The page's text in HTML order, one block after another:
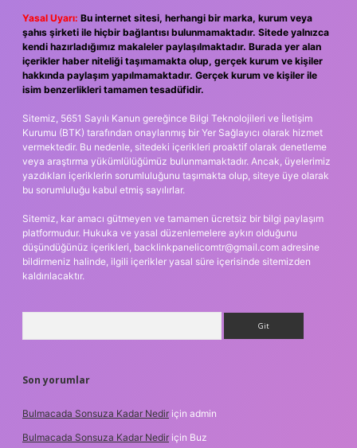
Yasal Uyarı: Bu internet sitesi, herhangi bir marka, kurum veya
şahıs şirketi ile hiçbir bağlantısı bulunmamaktadır. Sitede yalnızca
kendi hazırladığımız makaleler paylaşılmaktadır. Burada yer alan
içerikler haber niteliği taşımamakta olup, gerçek kurum ve kişiler
hakkında paylaşım yapılmamaktadır. Gerçek kurum ve kişiler ile
isim benzerlikleri tamamen tesadüfidir.
Sitemiz, 5651 Sayılı Kanun gereğince Bilgi Teknolojileri ve İletişim
Kurumu (BTK) tarafından onaylanmış bir Yer Sağlayıcı olarak hizmet
vermektedir. Bu nedenle, sitedeki içerikleri proaktif olarak denetleme
veya araştırma yükümlülüğümüz bulunmamaktadır. Ancak, üyelerimiz
yazdıkları içeriklerin sorumluluğunu taşımakta olup, siteye üye olarak
bu sorumluluğu kabul etmiş sayılırlar.
Sitemiz, kar amacı gütmeyen ve tamamen ücretsiz bir bilgi paylaşım
platformudur. Hukuka ve yasal düzenlemelere aykırı olduğunu
düşündüğünüz içerikleri, backlinkpanelicomtr@gmail.com adresine
bildirmeniz halinde, ilgili içerikler yasal süre içerisinde sitemizden
kaldırılacaktır.
Son yorumlar
Bulmacada Sonsuza Kadar Nedir için admin
Bulmacada Sonsuza Kadar Nedir için Buz